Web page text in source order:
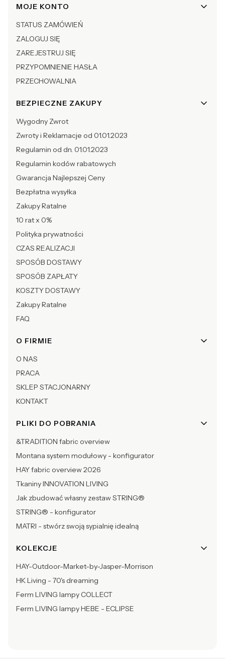
Linki w stopce
MOJE KONTO
STATUS ZAMÓWIEŃ
ZALOGUJ SIĘ
ZAREJESTRUJ SIĘ
PRZYPOMNIENIE HASŁA
PRZECHOWALNIA
BEZPIECZNE ZAKUPY
Wygodny Zwrot
Zwroty i Reklamacje od 01.01.2023
Regulamin od dn. 01.01.2023
Regulamin kodów rabatowych
Gwarancja Najlepszej Ceny
Bezpłatna wysyłka
Zakupy Ratalne
10 rat x 0%
Polityka prywatności
CZAS REALIZACJI
SPOSÓB DOSTAWY
SPOSÓB ZAPŁATY
KOSZTY DOSTAWY
Zakupy Ratalne
FAQ
O FIRMIE
O NAS
PRACA
SKLEP STACJONARNY
KONTAKT
PLIKI DO POBRANIA
&TRADITION fabric overview
Montana system modułowy - konfigurator
HAY fabric overview 2026
Tkaniny INNOVATION LIVING
Jak zbudować własny zestaw STRING®
STRING® - konfigurator
MATRI - stwórz swoją sypialnię idealną
KOLEKCJE
HAY-Outdoor-Market-by-Jasper-Morrison
HK Living - 70's dreaming
Ferm LIVING lampy COLLECT
Ferm LIVING lampy HEBE - ECLIPSE